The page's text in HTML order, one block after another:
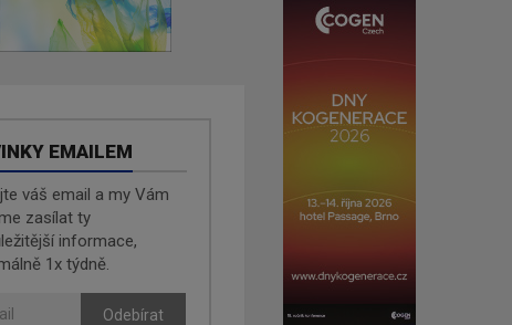
EMAILEM
váš email a my Vám
zasílat ty
informace,
1x týdně.
Odebírat